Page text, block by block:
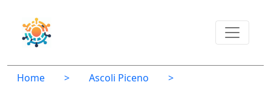
Home > Ascoli Piceno
>